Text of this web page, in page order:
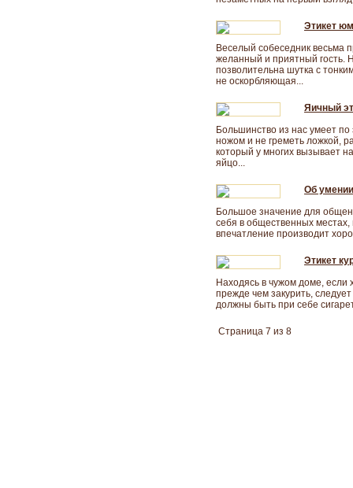
Этикет
Веселый собеседник весьма
желанный и приятный гость.
позволительна шутка с
не оскорбляющая...
Яичный
Большинство из нас умеет по
ножом и не греметь ложкой,
который у многих вызывает
яйцо...
Об
Большое значение для
себя в общественных
впечатление производит
Этикет
Находясь в чужом доме, если
прежде чем закурить,
должны быть при себе
Страница 7 из 8